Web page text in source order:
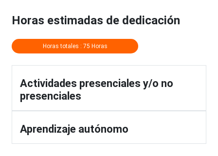
Horas estimadas de dedicación
Horas totales : 75 Horas
Actividades presenciales y/o no
presenciales
Aprendizaje autónomo